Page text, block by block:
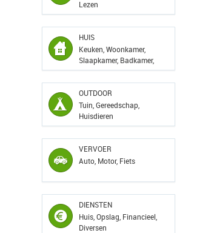
Lezen
HUIS
Keuken, Woonkamer,
Slaapkamer, Badkamer,
Kant...
OUTDOOR
Tuin, Gereedschap,
Huisdieren
VERVOER
Auto, Motor, Fiets
DIENSTEN
Huis, Opslag, Financieel,
Diversen